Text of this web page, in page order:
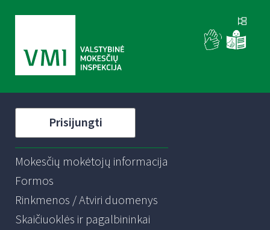
Prisijungti
Mokesčių mokėtojų informacija
Formos
Rinkmenos / Atviri duomenys
Skaičiuoklės ir pagalbininkai